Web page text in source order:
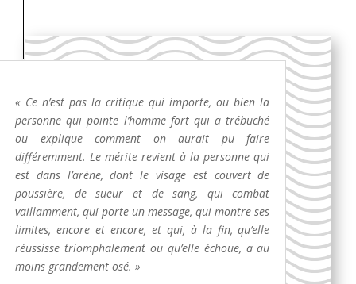
« Ce n’est pas la critique qui importe, ou bien la
personne qui pointe l’homme fort qui a trébuché
ou explique comment on aurait pu faire
différemment. Le mérite revient à la personne qui
est dans l’arène, dont le visage est couvert de
poussière, de sueur et de sang, qui combat
vaillamment, qui porte un message, qui montre ses
limites, encore et encore, et qui, à la fin, qu’elle
réussisse triomphalement ou qu’elle échoue, a au
moins grandement osé. »